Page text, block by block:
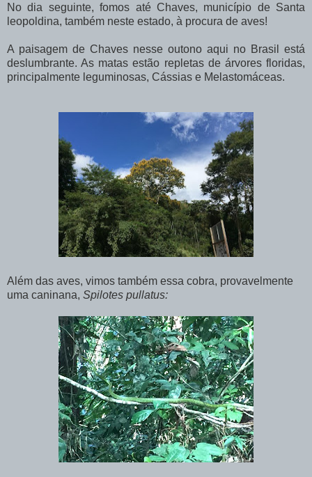
No dia seguinte, fomos até Chaves, município de Santa
leopoldina, também neste estado, à procura de aves!
A paisagem de Chaves nesse outono aqui no Brasil está
deslumbrante. As matas estão repletas de árvores floridas,
principalmente leguminosas, Cássias e Melastomáceas.
Além das aves, vimos também essa cobra, provavelmente
uma caninana, Spilotes pullatus: